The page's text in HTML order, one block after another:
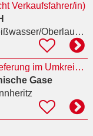
Verkaufsfahrer/in)
Oberlausitz
Kraftfahrer für Warenauslieferung im Umkreis gesucht
Gase